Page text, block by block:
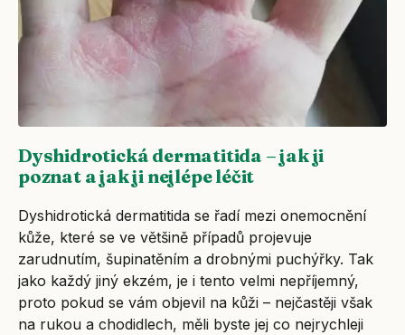
Dyshidrotická dermatitida – jak ji
poznat a jak ji nejlépe léčit
Dyshidrotická dermatitida se řadí mezi onemocnění
kůže, které se ve většině případů projevuje
zarudnutím, šupinatěním a drobnými puchýřky. Tak
jako každý jiný ekzém, je i tento velmi nepříjemný,
proto pokud se vám objevil na kůži – nejčastěji však
na rukou a chodidlech, měli byste jej co nejrychleji